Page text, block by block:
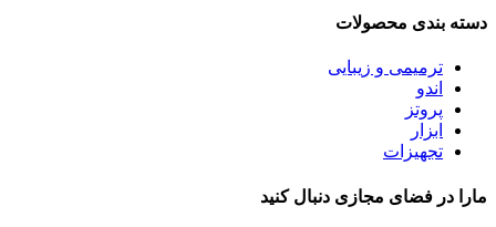
دسته بندی محصولات
ترمیمی و زیبایی
اندو
پروتز
ابزار
تجهیزات
مارا در فضای مجازی دنبال کنید